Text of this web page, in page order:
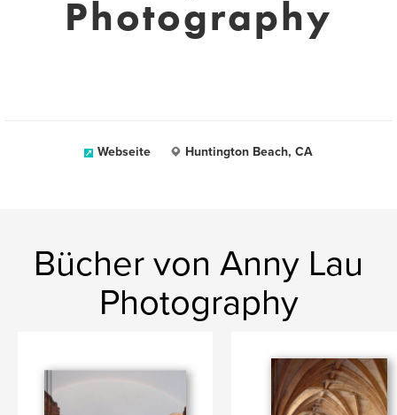
Photography
Webseite Huntington Beach, CA
Bücher von Anny Lau
Photography